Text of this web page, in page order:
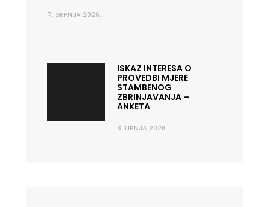
7. SRPNJA 2026.
ISKAZ INTERESA O
PROVEDBI MJERE
STAMBENOG
ZBRINJAVANJA –
ANKETA
3. LIPNJA 2026.